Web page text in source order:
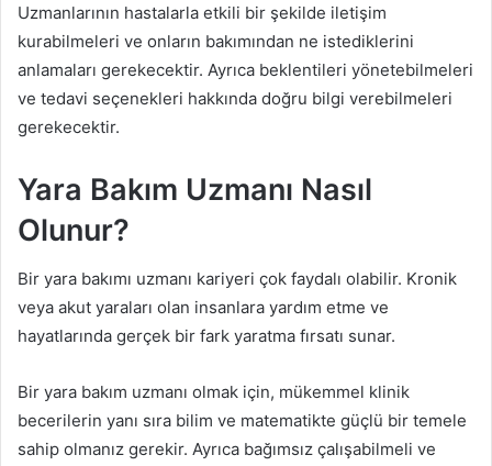
Uzmanlarının hastalarla etkili bir şekilde iletişim
kurabilmeleri ve onların bakımından ne istediklerini
anlamaları gerekecektir. Ayrıca beklentileri yönetebilmeleri
ve tedavi seçenekleri hakkında doğru bilgi verebilmeleri
gerekecektir.
Yara Bakım Uzmanı Nasıl
Olunur?
Bir yara bakımı uzmanı kariyeri çok faydalı olabilir. Kronik
veya akut yaraları olan insanlara yardım etme ve
hayatlarında gerçek bir fark yaratma fırsatı sunar.
Bir yara bakım uzmanı olmak için, mükemmel klinik
becerilerin yanı sıra bilim ve matematikte güçlü bir temele
sahip olmanız gerekir. Ayrıca bağımsız çalışabilmeli ve